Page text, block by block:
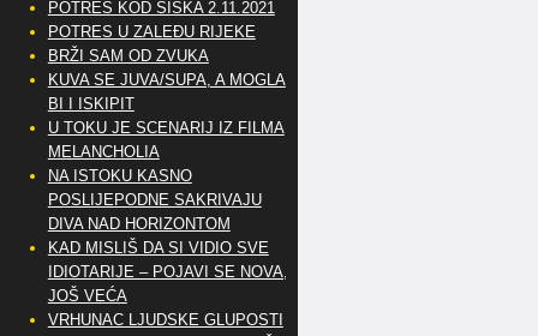
POTRES KOD SISKA 2.11.2021
POTRES U ZALEĐU RIJEKE
BRŽI SAM OD ZVUKA
KUVA SE JUVA/SUPA, A MOGLA
BI I ISKIPIT
U TOKU JE SCENARIJ IZ FILMA
MELANCHOLIA
NA ISTOKU KASNO
POSLIJEPODNE SAKRIVAJU
DIVA NAD HORIZONTOM
KAD MISLIŠ DA SI VIDIO SVE
IDIOTARIJE – POJAVI SE NOVA,..
JOŠ VEĆA
VRHUNAC LJUDSKE GLUPOSTI